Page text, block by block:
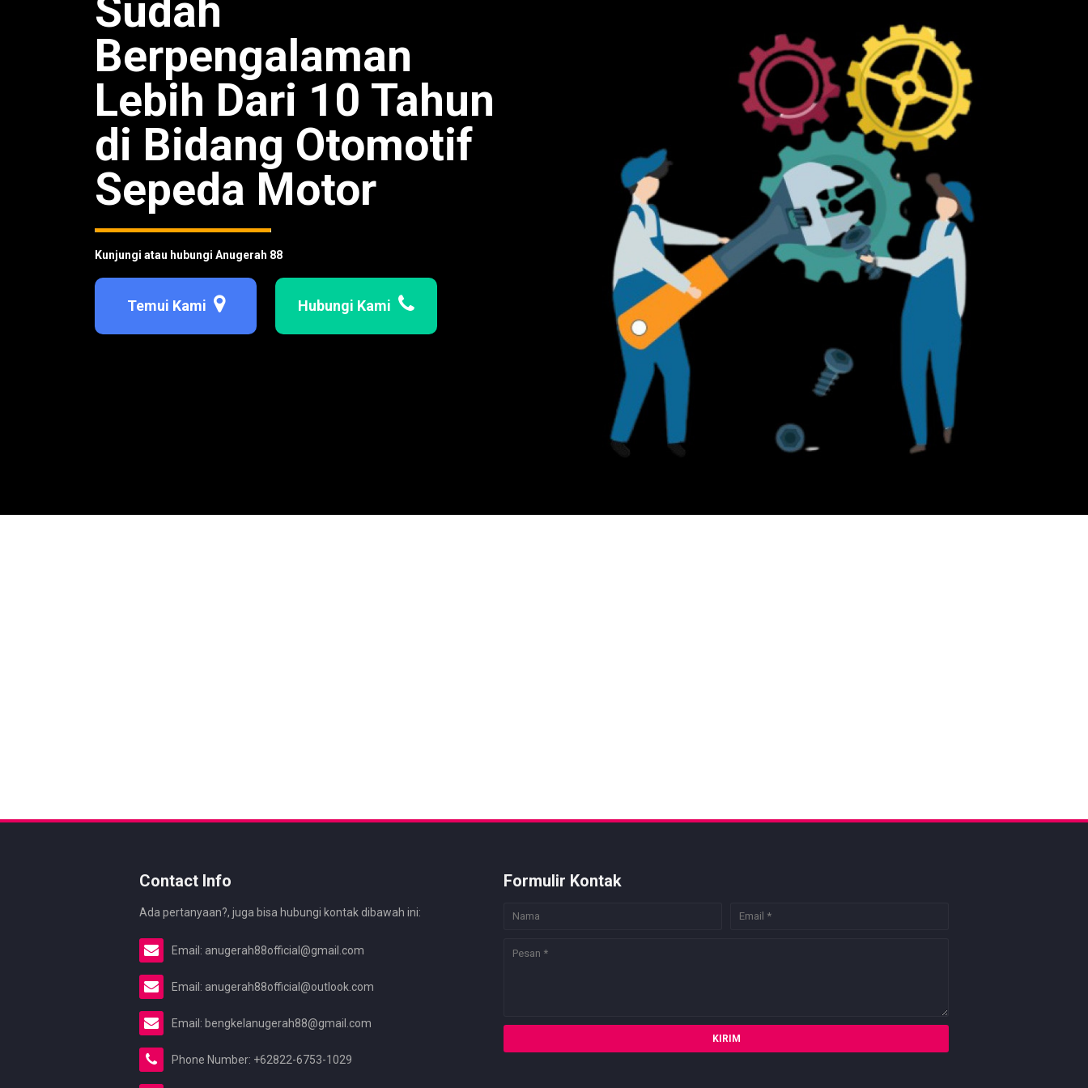
Sudah
Berpengalaman
Lebih Dari 10 Tahun
di Bidang Otomotif
Sepeda Motor
Kunjungi atau hubungi Anugerah 88
Temui Kami Hubungi Kami
Contact Info
Ada pertanyaan?, juga bisa hubungi kontak dibawah ini:
Email: anugerah88official@gmail.com
Email: anugerah88official@outlook.com
Email: bengkelanugerah88@gmail.com
Phone Number: +62822-6753-1029
Formulir Kontak